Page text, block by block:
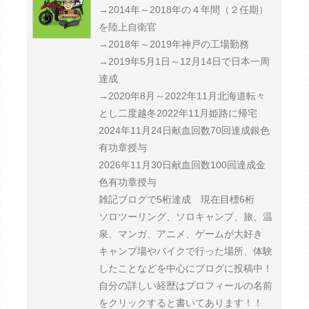
→2014年～2018年の４年間（２任期）
を陸上自衛官
→2018年～2019年神戸の工場勤務
→2019年5月1日～12月14日で日本一周
達成
→2020年8月～2022年11月北海道転々
とし二度越冬2022年11月姫路に帰宅
2024年11月24日献血回数70回達成銀色
有功章授与
2026年11月30日献血回数100回達成金
色有功章授与
雑記ブログで5桁達成 現在目標6桁
ソロツーリング、ソロキャンプ、旅、温
泉、マンガ、アニメ、ゲームが大好き
キャンプ場やバイクで行った場所、体験
したことなどを中心にブログに投稿中！
自分の詳しい経歴はプロフィールの名前
をクリックすると書いてあります！！